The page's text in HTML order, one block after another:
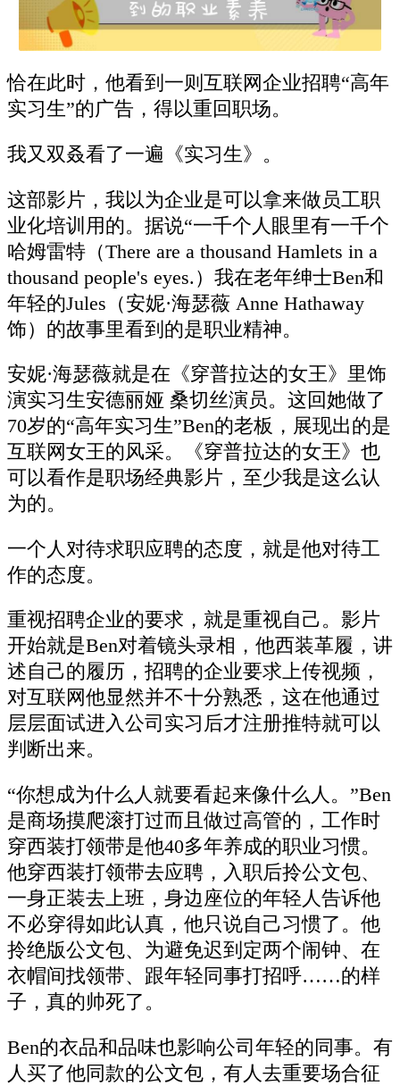
恰在此时，他看到一则互联网企业招聘“高年
实习生”的广告，得以重回职场。
我又双叒看了一遍《实习生》。
这部影片，我以为企业是可以拿来做员工职
业化培训用的。据说“一千个人眼里有一千个
哈姆雷特（There are a thousand Hamlets in a
thousand people's eyes.）我在老年绅士Ben和
年轻的Jules（安妮·海瑟薇 Anne Hathaway
饰）的故事里看到的是职业精神。
安妮·海瑟薇就是在《穿普拉达的女王》里饰
演实习生安德丽娅 桑切丝演员。这回她做了
70岁的“高年实习生”Ben的老板，展现出的是
互联网女王的风采。《穿普拉达的女王》也
可以看作是职场经典影片，至少我是这么认
为的。
一个人对待求职应聘的态度，就是他对待工
作的态度。
重视招聘企业的要求，就是重视自己。影片
开始就是Ben对着镜头录相，他西装革履，讲
述自己的履历，招聘的企业要求上传视频，
对互联网他显然并不十分熟悉，这在他通过
层层面试进入公司实习后才注册推特就可以
判断出来。
“你想成为什么人就要看起来像什么人。”Ben
是商场摸爬滚打过而且做过高管的，工作时
穿西装打领带是他40多年养成的职业习惯。
他穿西装打领带去应聘，入职后拎公文包、
一身正装去上班，身边座位的年轻人告诉他
不必穿得如此认真，他只说自己习惯了。他
拎绝版公文包、为避免迟到定两个闹钟、在
衣帽间找领带、跟年轻同事打招呼……的样
子，真的帅死了。
Ben的衣品和品味也影响公司年轻的同事。有
人买了他同款的公文包，有人去重要场合征